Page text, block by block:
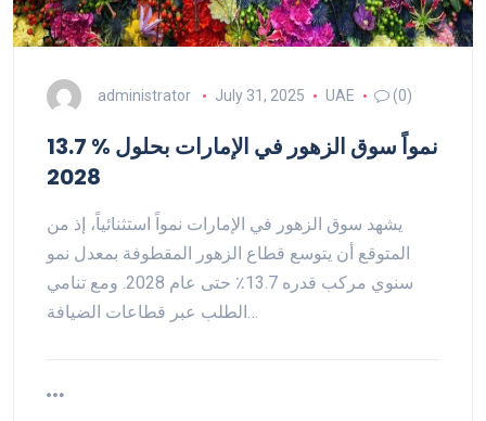
administrator July 31, 2025 UAE (0)
13.7 % نمواً سوق الزهور في الإمارات بحلول
2028
يشهد سوق الزهور في الإمارات نمواً استثنائياً، إذ من
المتوقع أن يتوسع قطاع الزهور المقطوفة بمعدل نمو
سنوي مركب قدره 13.7٪ حتى عام 2028. ومع تنامي
الطلب عبر قطاعات الضيافة…